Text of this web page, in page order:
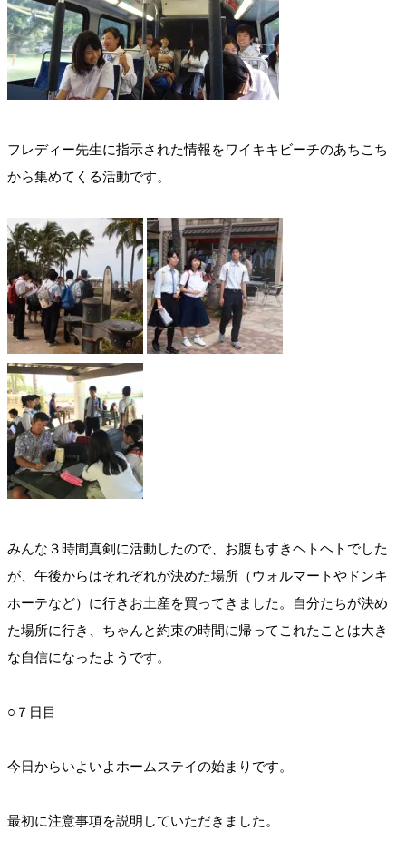
フレディー先生に指示された情報をワイキキビーチのあちこち
から集めてくる活動です。
みんな３時間真剣に活動したので、お腹もすきヘトヘトでした
が、午後からはそれぞれが決めた場所（ウォルマートやドンキ
ホーテなど）に行きお土産を買ってきました。自分たちが決め
た場所に行き、ちゃんと約束の時間に帰ってこれたことは大き
な自信になったようです。
○７日目
今日からいよいよホームステイの始まりです。
最初に注意事項を説明していただきました。